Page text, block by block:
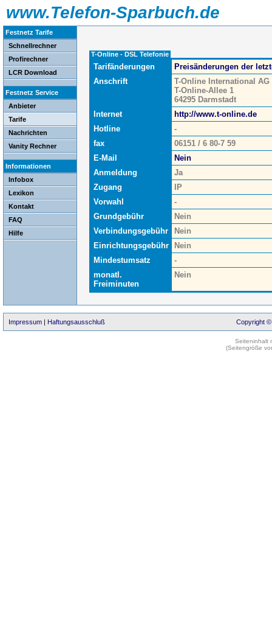
www.Telefon-Sparbuch.de
Festnetz Tarife
Schnellrechner
Profirechner
LCR Download
Festnetz Service
Anbieter
Tarife
Nachrichten
Vanity Rechner
Informationen
Infobox
Lexikon
Kontakt
FAQ
Hilfe
T-Online - DSL Telefonie
Tarifänderungen
Preisänderungen der
Anschrift
T-Online International AG
T-Online-Allee 1
64295 Darmstadt
Internet
http://www.t-online.de
Hotline
-
fax
06151 / 6 80-7 59
E-Mail
Nein
Anmeldung
Ja
Zugang
IP
Vorwahl
-
Grundgebühr
Nein
Verbindungsgebühr
Nein
Einrichtungsgebühr
Nein
Mindestumsatz
-
monatl.
Freiminuten
Nein
Impressum | Haftungsausschluß Copyright ©
Seiteninhalt
(Seitengröße